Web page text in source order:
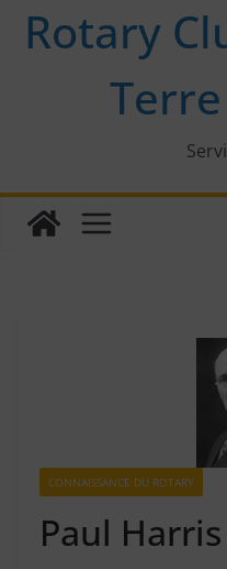
Rotary
CONNAISSANCE DU ROTARY
Paul Harris